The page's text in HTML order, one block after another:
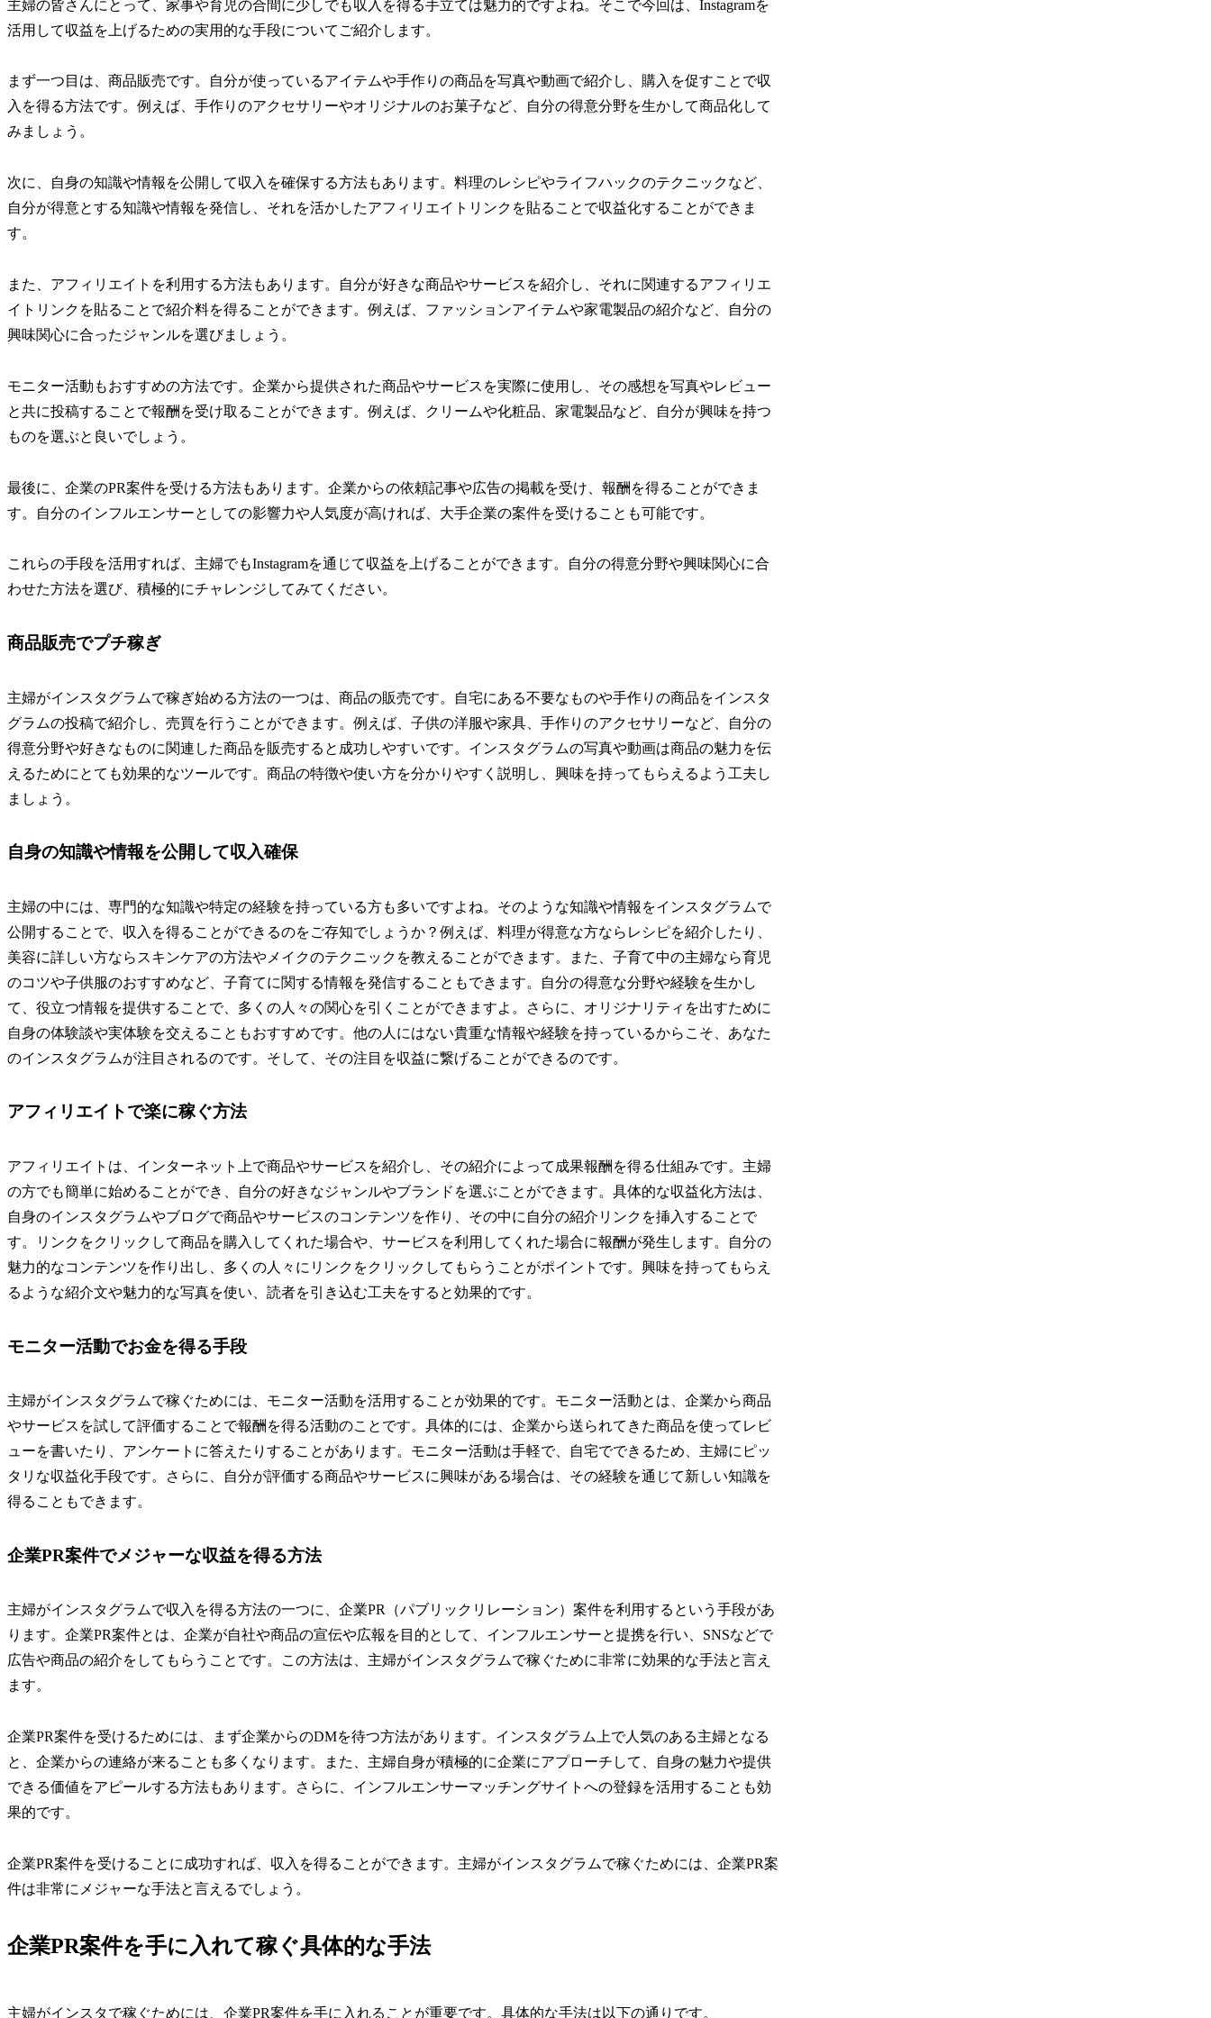
主婦の皆さんにとって、家事や育児の合間に少しでも収入を得る手立ては魅力的ですよね。そこで今回は、Instagramを
活用して収益を上げるための実用的な手段についてご紹介します。
まず一つ目は、商品販売です。自分が使っているアイテムや手作りの商品を写真や動画で紹介し、購入を促すことで収
入を得る方法です。例えば、手作りのアクセサリーやオリジナルのお菓子など、自分の得意分野を生かして商品化して
みましょう。
次に、自身の知識や情報を公開して収入を確保する方法もあります。料理のレシピやライフハックのテクニックなど、
自分が得意とする知識や情報を発信し、それを活かしたアフィリエイトリンクを貼ることで収益化することができま
す。
また、アフィリエイトを利用する方法もあります。自分が好きな商品やサービスを紹介し、それに関連するアフィリエ
イトリンクを貼ることで紹介料を得ることができます。例えば、ファッションアイテムや家電製品の紹介など、自分の
興味関心に合ったジャンルを選びましょう。
モニター活動もおすすめの方法です。企業から提供された商品やサービスを実際に使用し、その感想を写真やレビュー
と共に投稿することで報酬を受け取ることができます。例えば、クリームや化粧品、家電製品など、自分が興味を持つ
ものを選ぶと良いでしょう。
最後に、企業のPR案件を受ける方法もあります。企業からの依頼記事や広告の掲載を受け、報酬を得ることができま
す。自分のインフルエンサーとしての影響力や人気度が高ければ、大手企業の案件を受けることも可能です。
これらの手段を活用すれば、主婦でもInstagramを通じて収益を上げることができます。自分の得意分野や興味関心に合
わせた方法を選び、積極的にチャレンジしてみてください。
商品販売でプチ稼ぎ
主婦がインスタグラムで稼ぎ始める方法の一つは、商品の販売です。自宅にある不要なものや手作りの商品をインスタ
グラムの投稿で紹介し、売買を行うことができます。例えば、子供の洋服や家具、手作りのアクセサリーなど、自分の
得意分野や好きなものに関連した商品を販売すると成功しやすいです。インスタグラムの写真や動画は商品の魅力を伝
えるためにとても効果的なツールです。商品の特徴や使い方を分かりやすく説明し、興味を持ってもらえるよう工夫し
ましょう。
自身の知識や情報を公開して収入確保
主婦の中には、専門的な知識や特定の経験を持っている方も多いですよね。そのような知識や情報をインスタグラムで
公開することで、収入を得ることができるのをご存知でしょうか？例えば、料理が得意な方ならレシピを紹介したり、
美容に詳しい方ならスキンケアの方法やメイクのテクニックを教えることができます。また、子育て中の主婦なら育児
のコツや子供服のおすすめなど、子育てに関する情報を発信することもできます。自分の得意な分野や経験を生かし
て、役立つ情報を提供することで、多くの人々の関心を引くことができますよ。さらに、オリジナリティを出すために
自身の体験談や実体験を交えることもおすすめです。他の人にはない貴重な情報や経験を持っているからこそ、あなた
のインスタグラムが注目されるのです。そして、その注目を収益に繋げることができるのです。
アフィリエイトで楽に稼ぐ方法
アフィリエイトは、インターネット上で商品やサービスを紹介し、その紹介によって成果報酬を得る仕組みです。主婦
の方でも簡単に始めることができ、自分の好きなジャンルやブランドを選ぶことができます。具体的な収益化方法は、
自身のインスタグラムやブログで商品やサービスのコンテンツを作り、その中に自分の紹介リンクを挿入することで
す。リンクをクリックして商品を購入してくれた場合や、サービスを利用してくれた場合に報酬が発生します。自分の
魅力的なコンテンツを作り出し、多くの人々にリンクをクリックしてもらうことがポイントです。興味を持ってもらえ
るような紹介文や魅力的な写真を使い、読者を引き込む工夫をすると効果的です。
モニター活動でお金を得る手段
主婦がインスタグラムで稼ぐためには、モニター活動を活用することが効果的です。モニター活動とは、企業から商品
やサービスを試して評価することで報酬を得る活動のことです。具体的には、企業から送られてきた商品を使ってレビ
ューを書いたり、アンケートに答えたりすることがあります。モニター活動は手軽で、自宅でできるため、主婦にピッ
タリな収益化手段です。さらに、自分が評価する商品やサービスに興味がある場合は、その経験を通じて新しい知識を
得ることもできます。
企業PR案件でメジャーな収益を得る方法
主婦がインスタグラムで収入を得る方法の一つに、企業PR（パブリックリレーション）案件を利用するという手段があ
ります。企業PR案件とは、企業が自社や商品の宣伝や広報を目的として、インフルエンサーと提携を行い、SNSなどで
広告や商品の紹介をしてもらうことです。この方法は、主婦がインスタグラムで稼ぐために非常に効果的な手法と言え
ます。
企業PR案件を受けるためには、まず企業からのDMを待つ方法があります。インスタグラム上で人気のある主婦となる
と、企業からの連絡が来ることも多くなります。また、主婦自身が積極的に企業にアプローチして、自身の魅力や提供
できる価値をアピールする方法もあります。さらに、インフルエンサーマッチングサイトへの登録を活用することも効
果的です。
企業PR案件を受けることに成功すれば、収入を得ることができます。主婦がインスタグラムで稼ぐためには、企業PR案
件は非常にメジャーな手法と言えるでしょう。
企業PR案件を手に入れて稼ぐ具体的な手法
主婦がインスタで稼ぐためには、企業PR案件を手に入れることが重要です。具体的な手法は以下の通りです。